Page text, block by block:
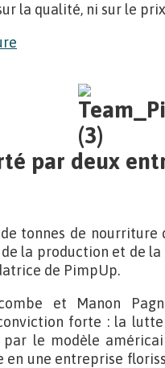
la qualité, ni sur le
par deux
tonnes de
la production et de
de PimpUp.
et Manon
forte : la
le modèle
une entreprise